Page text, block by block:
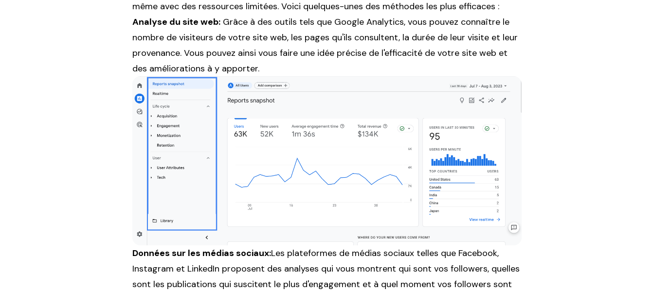
même avec des ressources limitées. Voici quelques-unes des méthodes les plus efficaces :
Analyse du site web: Grâce à des outils tels que Google Analytics, vous pouvez connaître le
nombre de visiteurs de votre site web, les pages qu'ils consultent, la durée de leur visite et leur
provenance. Vous pouvez ainsi vous faire une idée précise de l'efficacité de votre site web et
des améliorations à y apporter.
Données sur les médias sociaux:Les plateformes de médias sociaux telles que Facebook,
Instagram et LinkedIn proposent des analyses qui vous montrent qui sont vos followers, quelles
sont les publications qui suscitent le plus d'engagement et à quel moment vos followers sont